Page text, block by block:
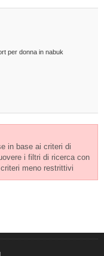
per donna in nabuk
in base ai criteri di
i filtri di ricerca con
meno restrittivi